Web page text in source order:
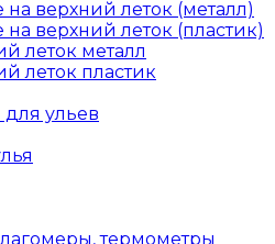
верхний леток (металл)
верхний леток (пластик)
леток металл
леток пластик
ульев
термометры